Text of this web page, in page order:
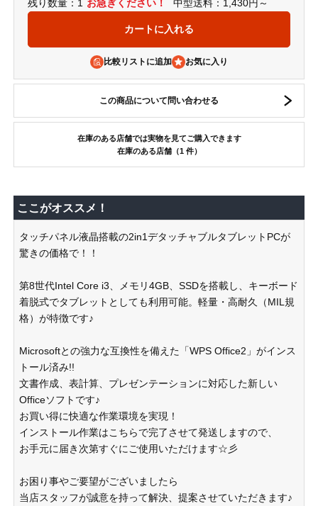
残り数量：1 お急ぎください！ 中型送料：1,430円～
比較リストに追加
この商品について問い合わせる
在庫のある店舗では実物を見てご購入できます
在庫のある店舗（1 件）
ここがオススメ！
タッチパネル液晶搭載の2in1デタッチャブルタブレットPCが
驚きの価格で！！
第8世代Intel Core i3、メモリ4GB、SSDを搭載し、キーボード
着脱式でタブレットとしても利用可能。軽量・高耐久（MIL規
格）が特徴です♪
Microsoftとの強力な互換性を備えた「WPS Office2」がインス
トール済み!!
文書作成、表計算、プレゼンテーションに対応した新しい
Officeソフトです♪
お買い得に快適な作業環境を実現！
インストール作業はこちらで完了させて発送しますので、
お手元に届き次第すぐにご使用いただけます☆彡
お困り事やご要望がございましたら
当店スタッフが誠意を持って解決、提案させていただきます♪